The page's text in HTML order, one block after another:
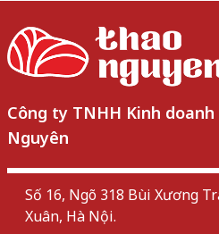
Công ty TNHH Kinh
Nguyên
Số 16, Ngõ 318 Bùi Xương
Xuân, Hà Nội.